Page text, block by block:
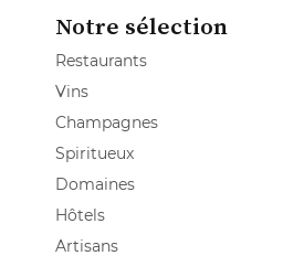
Notre sélection
Restaurants
Vins
Champagnes
Spiritueux
Domaines
Hôtels
Artisans